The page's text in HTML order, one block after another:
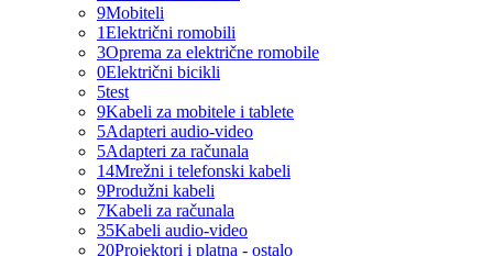
9Mobiteli
1Električni romobili
3Oprema za električne romobile
0Električni bicikli
5test
9Kabeli za mobitele i tablete
5Adapteri audio-video
5Adapteri za računala
14Mrežni i telefonski kabeli
9Produžni kabeli
7Kabeli za računala
35Kabeli audio-video
20Projektori i platna - ostalo